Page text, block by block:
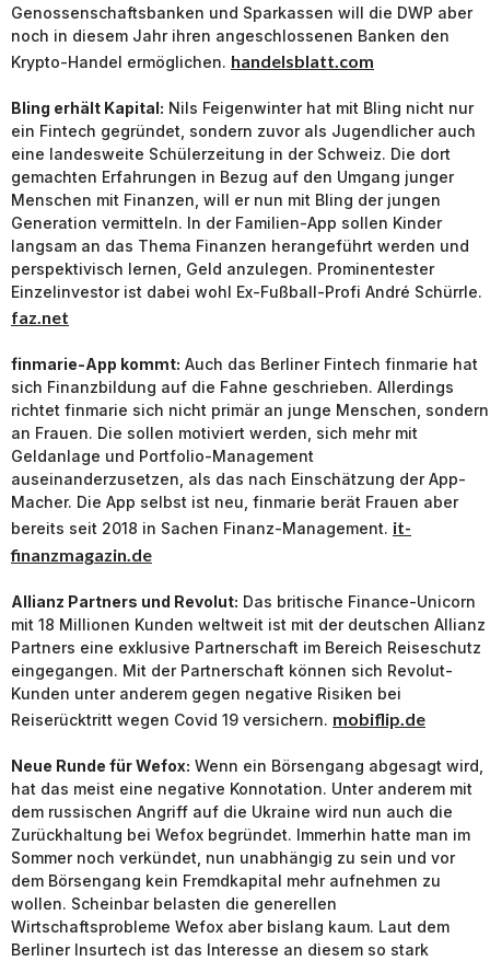
Genossenschaftsbanken und Sparkassen will die DWP aber
noch in diesem Jahr ihren angeschlossenen Banken den
Krypto-Handel ermöglichen. handelsblatt.com
Bling erhält Kapital: Nils Feigenwinter hat mit Bling nicht nur
ein Fintech gegründet, sondern zuvor als Jugendlicher auch
eine landesweite Schülerzeitung in der Schweiz. Die dort
gemachten Erfahrungen in Bezug auf den Umgang junger
Menschen mit Finanzen, will er nun mit Bling der jungen
Generation vermitteln. In der Familien-App sollen Kinder
langsam an das Thema Finanzen herangeführt werden und
perspektivisch lernen, Geld anzulegen. Prominentester
Einzelinvestor ist dabei wohl Ex-Fußball-Profi André Schürrle.
faz.net
finmarie-App kommt: Auch das Berliner Fintech finmarie hat
sich Finanzbildung auf die Fahne geschrieben. Allerdings
richtet finmarie sich nicht primär an junge Menschen, sondern
an Frauen. Die sollen motiviert werden, sich mehr mit
Geldanlage und Portfolio-Management
auseinanderzusetzen, als das nach Einschätzung der App-
Macher. Die App selbst ist neu, finmarie berät Frauen aber
bereits seit 2018 in Sachen Finanz-Management. it-
finanzmagazin.de
Allianz Partners und Revolut: Das britische Finance-Unicorn
mit 18 Millionen Kunden weltweit ist mit der deutschen Allianz
Partners eine exklusive Partnerschaft im Bereich Reiseschutz
eingegangen. Mit der Partnerschaft können sich Revolut-
Kunden unter anderem gegen negative Risiken bei
Reiserücktritt wegen Covid 19 versichern. mobiflip.de
Neue Runde für Wefox: Wenn ein Börsengang abgesagt wird,
hat das meist eine negative Konnotation. Unter anderem mit
dem russischen Angriff auf die Ukraine wird nun auch die
Zurückhaltung bei Wefox begründet. Immerhin hatte man im
Sommer noch verkündet, nun unabhängig zu sein und vor
dem Börsengang kein Fremdkapital mehr aufnehmen zu
wollen. Scheinbar belasten die generellen
Wirtschaftsprobleme Wefox aber bislang kaum. Laut dem
Berliner Insurtech ist das Interesse an diesem so stark